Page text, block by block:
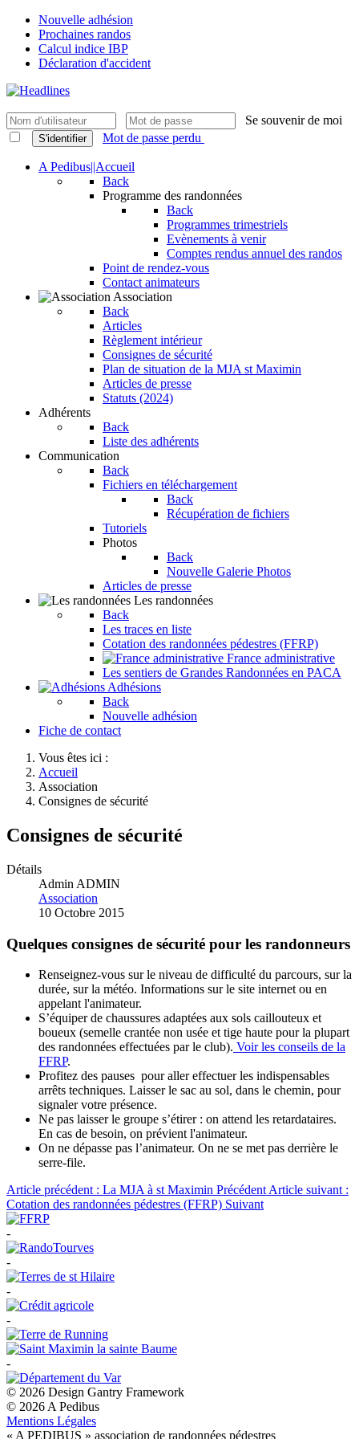
Nouvelle adhésion
Prochaines randos
Calcul indice IBP
Déclaration d'accident
Se souvenir de moi
S'identifier Mot de passe perdu
A Pedibus||Accueil
Back
Programme des randonnées
Back
Programmes trimestriels
Evènements à venir
Comptes rendus annuel des randos
Point de rendez-vous
Contact animateurs
Association
Back
Articles
Règlement intérieur
Consignes de sécurité
Plan de situation de la MJA st Maximin
Articles de presse
Statuts (2024)
Adhérents
Back
Liste des adhérents
Communication
Back
Fichiers en téléchargement
Back
Récupération de fichiers
Tutoriels
Photos
Back
Nouvelle Galerie Photos
Articles de presse
Les randonnées
Back
Les traces en liste
Cotation des randonnées pédestres (FFRP)
France administrative
Les sentiers de Grandes Randonnées en PACA
Adhésions
Back
Nouvelle adhésion
Fiche de contact
Vous êtes ici :
Accueil
Association
Consignes de sécurité
Consignes de sécurité
Détails
Admin ADMIN
Association
10 Octobre 2015
Quelques consignes de sécurité pour les randonneurs
Renseignez-vous sur le niveau de difficulté du parcours, sur la
durée, sur la météo. Informations sur le site internet ou en
appelant l'animateur.
S’équiper de chaussures adaptées aux sols caillouteux et
boueux (semelle crantée non usée et tige haute pour la plupart
des randonnées effectuées par le club). Voir les conseils de la
FFRP.
Profitez des pauses pour aller effectuer les indispensables
arrêts techniques. Laisser le sac au sol, dans le chemin, pour
signaler votre présence.
Ne pas laisser le groupe s’étirer : on attend les retardataires.
En cas de besoin, on prévient l'animateur.
On ne dépasse pas l’animateur. On ne se met pas derrière le
serre-file.
Article précédent : La MJA à st Maximin Précédent Article suivant :
Cotation des randonnées pédestres (FFRP) Suivant
-
-
-
-
-
© 2026 Design Gantry Framework
© 2026 A Pedibus
Mentions Légales
« A PEDIBUS » association de randonnées pédestres